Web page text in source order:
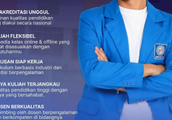
yang berkualitas, terstruktur, dan
(Tiara Sari)
0
37